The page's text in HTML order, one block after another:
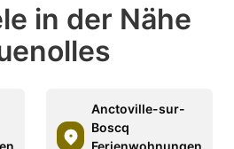
in der Nähe
Anctoville-sur-
Boscq
Ferienwohnungen